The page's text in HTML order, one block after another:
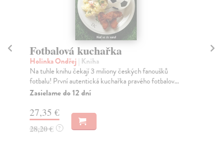
Fotbalová kuchařka
Holinka Ondřej | Kniha
Na tuhle knihu čekají 3 miliony českých fanoušků
fotbalu! První autentická kuchařka pravého fotbalov...
Zasielame do 12 dní
27,35 €
28,20 € ?